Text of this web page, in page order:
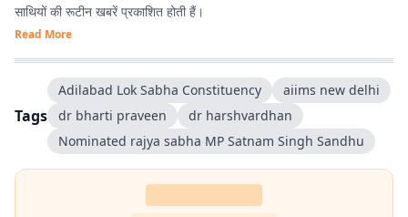
साथियों की रूटीन खबरें प्रकाशित होती हैं।
Read More
Tags
Adilabad Lok Sabha Constituency
aiims new delhi
dr bharti praveen
dr harshvardhan
Nominated rajya sabha MP Satnam Singh Sandhu